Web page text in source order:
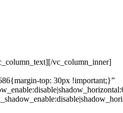
vc_column_inner]
top: 30px !important;}”